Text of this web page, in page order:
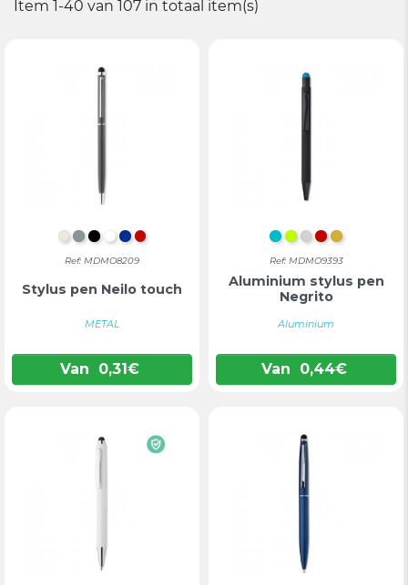
Item 1-40 van 107 in totaal item(s)
CHAMPAGNE
MAT ZILVER
ZWART
WITBLAUW
ROOD
Ref: MDMO8209
Stylus pen Neilo touch
METAL
Van 0,31€
TURKOOIS
LIMOEN
ZILVER
ROOD
GOUD
Ref: MDMO9393
Aluminium stylus pen
Negrito
Aluminium
Van 0,44€